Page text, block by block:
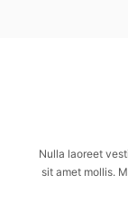
Nulla laoreet
sit amet mollis.